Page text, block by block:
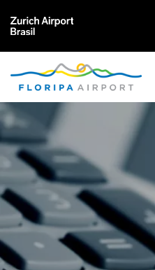
Contraste
A+ Aumentar fonte
A- Diminuir fonte
Zurich Airport Brasil
Floripa Airport
Macaé Airport
Vitória Airport
Natal Airport